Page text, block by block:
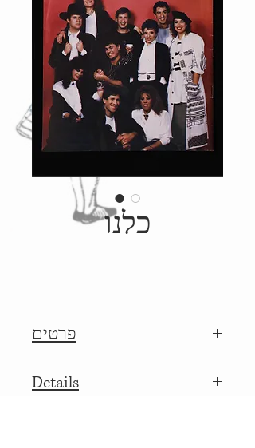
כלנו
פרטים
Details